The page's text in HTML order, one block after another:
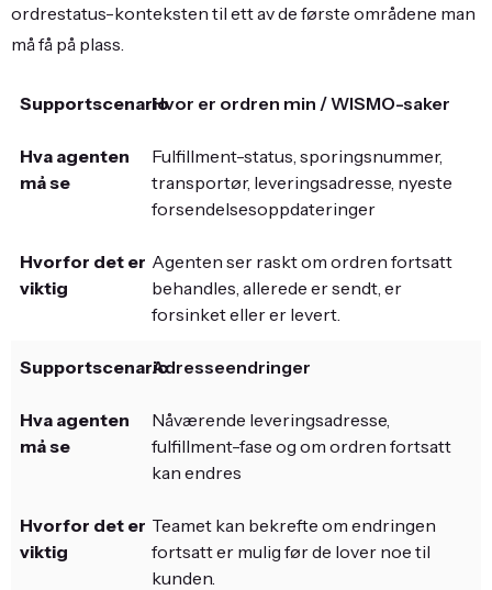
ordrestatus-konteksten til ett av de første områdene man
må få på plass.
Hvor er ordren min / WISMO-saker
Fulfillment-status, sporingsnummer,
transportør, leveringsadresse, nyeste
forsendelsesoppdateringer
Agenten ser raskt om ordren fortsatt
behandles, allerede er sendt, er
forsinket eller er levert.
Adresseendringer
Nåværende leveringsadresse,
fulfillment-fase og om ordren fortsatt
kan endres
Teamet kan bekrefte om endringen
fortsatt er mulig før de lover noe til
kunden.